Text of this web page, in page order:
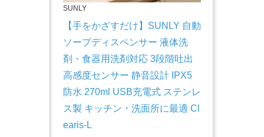
SUNLY
【手をかざすだけ】SUNLY 自動
ソープディスペンサー 液体洗
剤・食器用洗剤対応 3段階吐出
高感度センサー 静音設計 IPX5
防水 270ml USB充電式 ステンレ
ス製 キッチン・洗面所に最適 Cl
earis-L